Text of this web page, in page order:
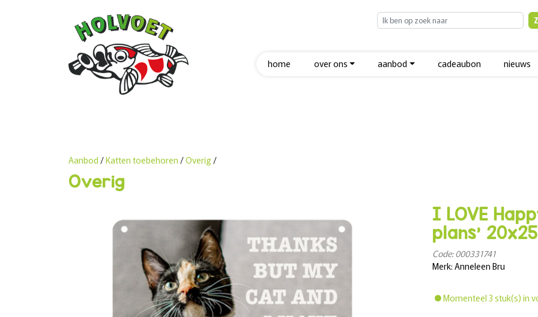
home over ons aanbod cadeaubon nieuws
Overig
Aanbod /Katten toebehoren /Overig /
I LOVE
plans'
Code: 000331741
Merk: Anneleen Bru
Momenteel 3 stuk(s) in